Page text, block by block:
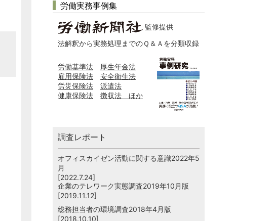
労働実務事例集
監修提供
法解釈から実務処理までのＱ＆Ａを分類収録
労働基準法
厚生年金法
雇用保険法
安全衛生法
労災保険法
派遣法
健康保険法
徴収法 ほか
調査レポート
オフィスカイゼン活動に関する意識2022年5
月
[2022.7.24]
企業のテレワーク実態調査2019年10月版
[2019.11.12]
総務担当者の環境調査2018年4月版
[2018.10.10]